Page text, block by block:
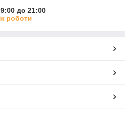
до 21:00
роботи